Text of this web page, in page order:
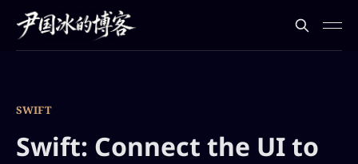
SWIFT
Swift: Connect the UI to